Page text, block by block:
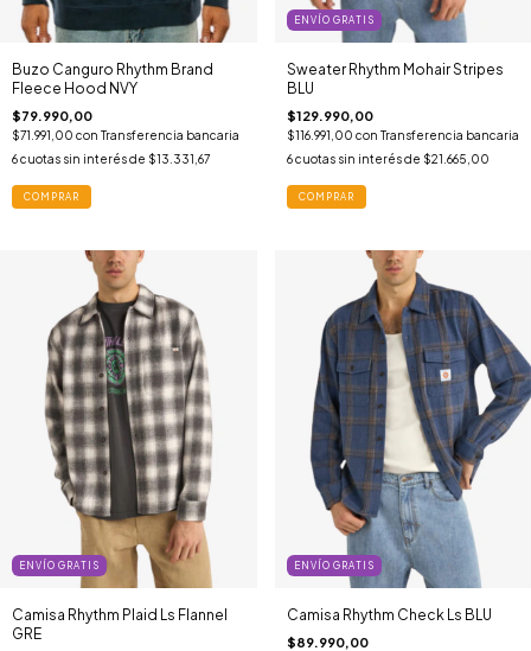
Buzo Canguro Rhythm Brand
Fleece Hood NVY
$79.990,00
$71.991,00 con Transferencia bancaria
6cuotas sin interés de $13.331,67
COMPRAR
ENVÍO GRATIS
Sweater Rhythm Mohair Stripes
BLU
$129.990,00
$116.991,00 con Transferencia bancaria
6 cuotas sin interés de $21.665,00
COMPRAR
ENVÍO GRATIS
Camisa Rhythm Plaid Ls Flannel
GRE
ENVÍO GRATIS
Camisa Rhythm Check Ls BLU
$89.990,00